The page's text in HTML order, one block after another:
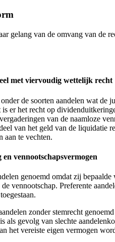
gelang van de omvang van de
met viervoudig wettelijk recht
de soorten aandelen wat
er het recht op
van de naamloze
van het geld van de liquidatie
aan te vechten.
vennootschapsvermogen
genoemd omdat zij
vennootschap. Preferente
zonder stemrecht
gevolg van slechte
het vereiste eigen vermogen